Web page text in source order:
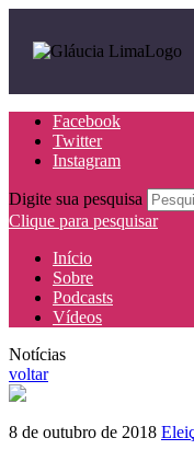
Facebook
Twitter
Instagram
Digite sua pesquisa
Clique para pesquisar
Início
Sobre
Podcasts
Vídeos
Notícias
voltar
8 de outubro de 2018